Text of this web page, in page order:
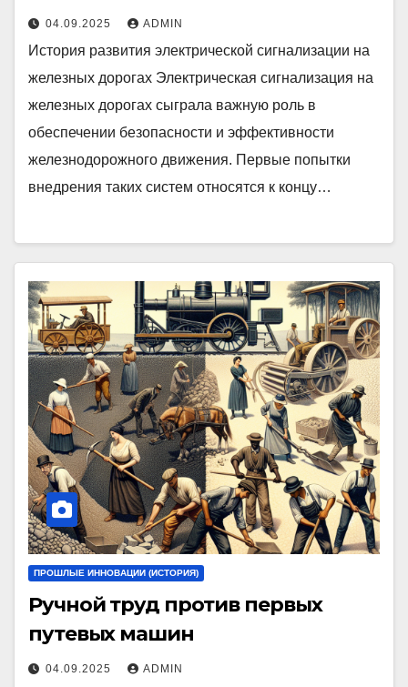
04.09.2025 ADMIN
История развития электрической сигнализации на
железных дорогах Электрическая сигнализация на
железных дорогах сыграла важную роль в
обеспечении безопасности и эффективности
железнодорожного движения. Первые попытки
внедрения таких систем относятся к концу…
ПРОШЛЫЕ ИННОВАЦИИ (ИСТОРИЯ)
Ручной труд против первых
путевых машин
04.09.2025 ADMIN